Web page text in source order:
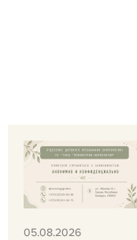
05.08.2026